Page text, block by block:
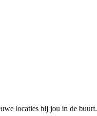
locaties bij jou in de buurt.